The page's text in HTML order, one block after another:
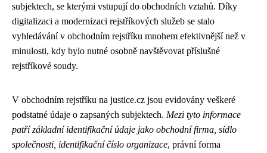
subjektech, se kterými vstupují do obchodních vztahů. Díky
digitalizaci a modernizaci rejstříkových služeb se stalo
vyhledávání v obchodním rejstříku mnohem efektivnější než v
minulosti, kdy bylo nutné osobně navštěvovat příslušné
rejstříkové soudy.
V obchodním rejstříku na justice.cz jsou evidovány veškeré
podstatné údaje o zapsaných subjektech. Mezi tyto informace
patří základní identifikační údaje jako obchodní firma, sídlo
společnosti, identifikační číslo organizace, právní forma